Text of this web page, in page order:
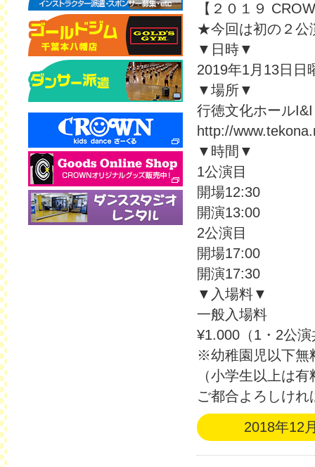
【２０１９
★今回は初の２
▼日時▼
2019年1月13日日
▼場所▼
行徳文化ホールI&I
http://
▼時間▼
1公演目
開場12:30
開演13:00
2公演目
開場17:00
開演17:30
▼入場料▼
一般入場料
¥1.000（1・2公
※幼稚園児以下無
（小学生以上は有
ご都合よろしけ
2018年12